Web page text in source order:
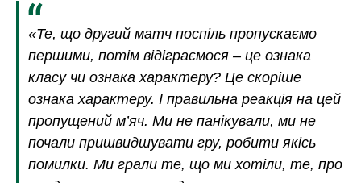
«Те, що другий матч поспіль пропускаємо
першими, потім відіграємося – це ознака
класу чи ознака характеру? Це скоріше
ознака характеру. І правильна реакція на цей
пропущений м’яч. Ми не панікували, ми не
почали пришвидшувати гру, робити якісь
помилки. Ми грали те, що ми хотіли, те, про